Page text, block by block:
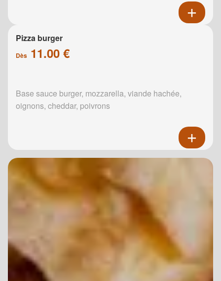
Pizza burger
Dès 11.00 €
Base sauce burger, mozzarella, viande hachée,
oignons, cheddar, poivrons